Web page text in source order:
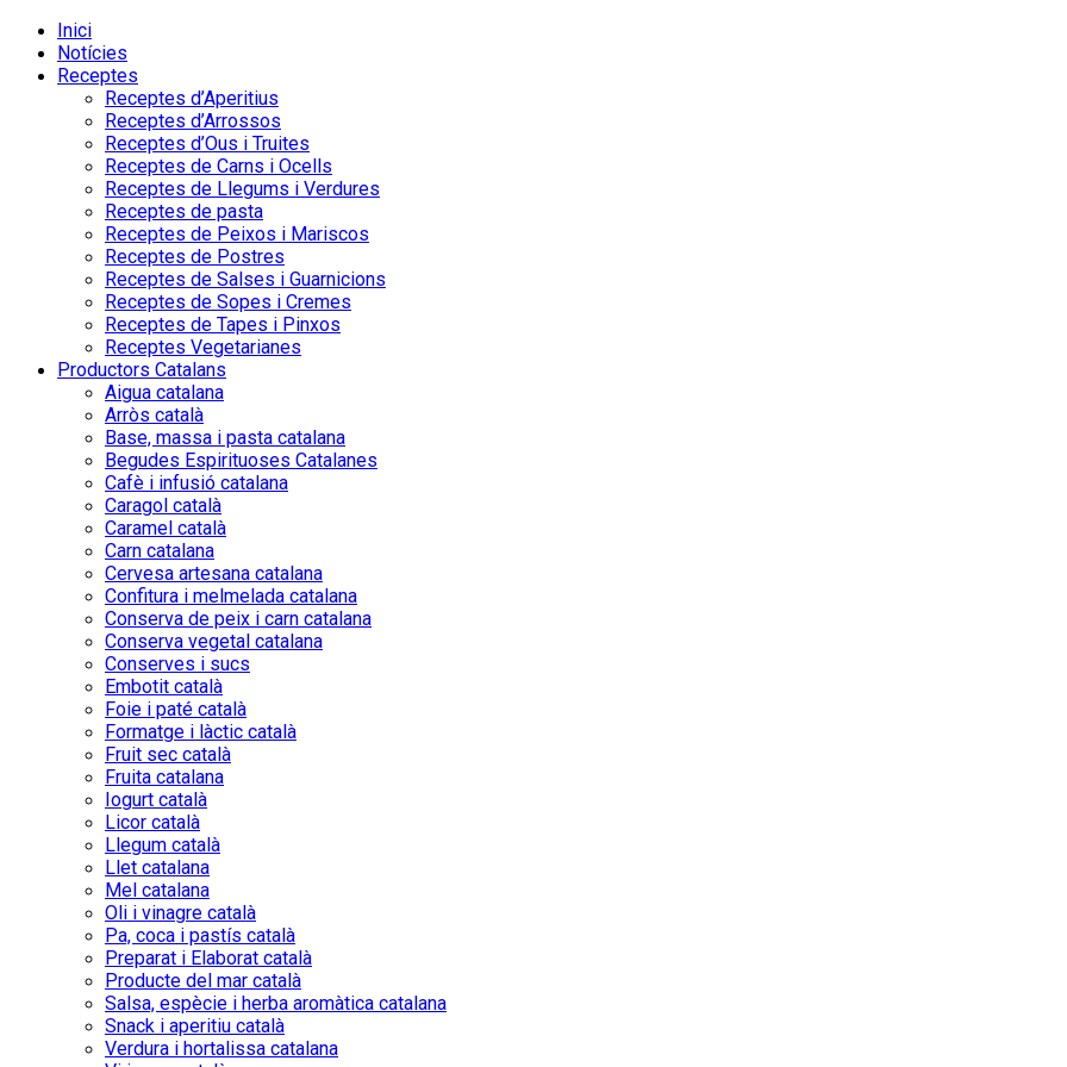
Inici
Notícies
Receptes
Receptes d’Aperitius
Receptes d’Arrossos
Receptes d’Ous i Truites
Receptes de Carns i Ocells
Receptes de Llegums i Verdures
Receptes de pasta
Receptes de Peixos i Mariscos
Receptes de Postres
Receptes de Salses i Guarnicions
Receptes de Sopes i Cremes
Receptes de Tapes i Pinxos
Receptes Vegetarianes
Productors Catalans
Aigua catalana
Arròs català
Base, massa i pasta catalana
Begudes Espirituoses Catalanes
Cafè i infusió catalana
Caragol català
Caramel català
Carn catalana
Cervesa artesana catalana
Confitura i melmelada catalana
Conserva de peix i carn catalana
Conserva vegetal catalana
Conserves i sucs
Embotit català
Foie i paté català
Formatge i làctic català
Fruit sec català
Fruita catalana
Iogurt català
Licor català
Llegum català
Llet catalana
Mel catalana
Oli i vinagre català
Pa, coca i pastís català
Preparat i Elaborat català
Producte del mar català
Salsa, espècie i herba aromàtica catalana
Snack i aperitiu català
Verdura i hortalissa catalana